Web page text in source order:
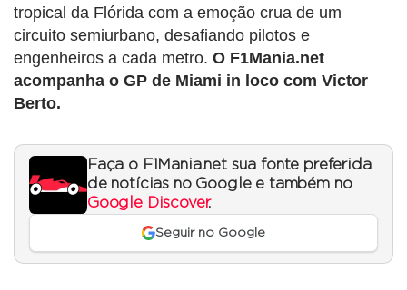
tropical da Flórida com a emoção crua de um
circuito semiurbano, desafiando pilotos e
engenheiros a cada metro. O F1Mania.net
acompanha o GP de Miami in loco com Victor
Berto.
Faça o F1Mania.net sua fonte preferida
de notícias no Google e também no
Google Discover.
Seguir no Google